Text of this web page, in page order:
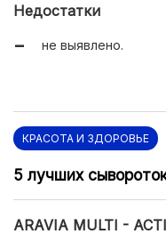
минимальный
Недостатки
не выявлено.
КРАСОТА И ЗДОРОВЬЕ
5 лучших
ARAVIA MULTI -